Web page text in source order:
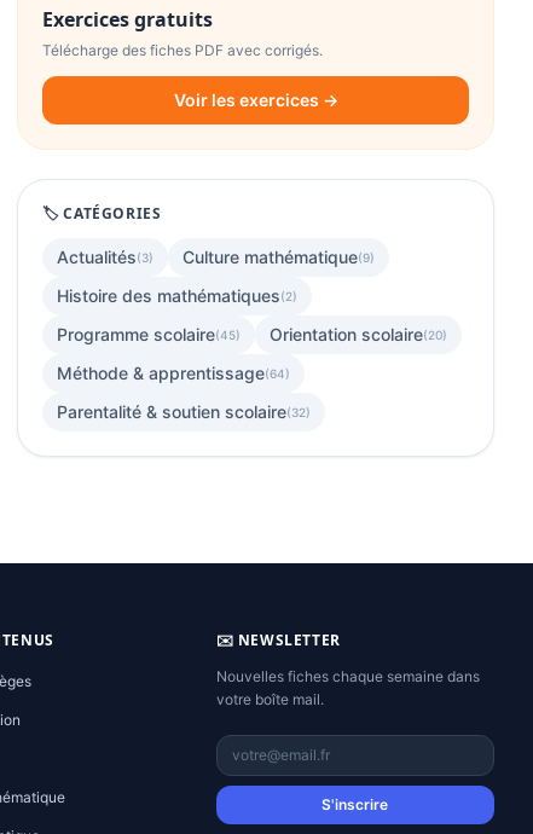
Exercices gratuits
Télécharge des fiches PDF avec corrigés.
Voir les exercices →
🏷️ CATÉGORIES
Actualités(3) Culture mathématique(9)
Histoire des mathématiques(2)
Programme scolaire(45) Orientation scolaire(20)
Méthode & apprentissage(64)
Parentalité & soutien scolaire(32)
✉️ NEWSLETTER
Nouvelles fiches chaque semaine dans
votre boîte mail.
S'inscrire